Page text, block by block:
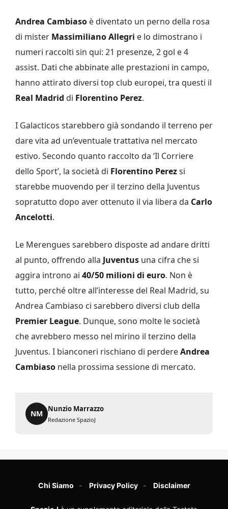
Andrea Cambiaso è diventato un perno della rosa
di mister Massimiliano Allegri e lo dimostrano i
numeri raccolti sin qui: 21 presenze, 2 gol e 4
assist. Dati che abbinate alle prestazioni in campo,
hanno attirato diversi top club europei, tra questi il
Real Madrid di Florentino Perez.
I Galacticos starebbero già sondando il terreno per
dare vita ad un’eventuale trattativa nel mercato
estivo. Secondo quanto raccolto da ‘Il Corriere
dello Sport’, la società di Florentino Perezsi
starebbe muovendo per il terzino della Juventus
sopratutto dopo aver ottenuto il via libera da Carlo
Ancelotti.
Le Merengues sarebbero disposte ad andare dritti
al punto, offrendo alla Juventus una cifra che si
aggira introno ai 40/50 milioni di euro. Non è
tutto, perché oltre all’interesse del Real Madrid, su
Andrea Cambiaso ci sarebbero diversi club della
Premier League. Dunque, sono molte le società
che avrebbero messo nel mirino il terzino della
Juventus. I bianconeri rischiano di perdereAndrea
Cambiaso nella prossima sessione di mercato.
NM
Nunzio Marrazzo
Redazione SpazioJ
Chi Siamo Privacy Policy Disclaimer